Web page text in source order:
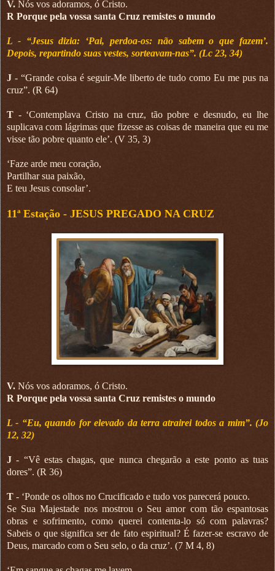
V. Nós vos adoramos, ó Cristo.
R Porque pela vossa santa Cruz remistes o mundo
L - “Jesus dizia: ‘Pai, perdoa-os: não sabem o que fazem’.
Depois, repartindo suas vestes, sorteavam-nas”. (Lc 23, 34)
J - “Grande coisa é seguir-Me liberto de tudo como Eu me pus na
cruz”. (R 64)
T - ‘Contemplava Cristo na cruz, tão pobre e desnudo, eu lhe
suplicava com lágrimas que fizesse as coisas de maneira que eu me
visse tão pobre quanto ele’. (V 35, 3)
‘Faze arde meu coração,
Partilhar sua paixão,
E teu Jesus consolar’.
11ª Estação - JESUS PREGADO NA CRUZ
V. Nós vos adoramos, ó Cristo.
R Porque pela vossa santa Cruz remistes o mundo
L - “Eu, quando for elevado da terra atrairei todos a mim”. (Jo
12, 32)
J - “Vê estas chagas, que nunca chegarão a este ponto as tuas
dores”. (R 36)
T - ‘Ponde os olhos no Crucificado e tudo vos parecerá pouco.
Se Sua Majestade nos mostrou o Seu amor com tão espantosas
obras e sofrimento, como querei contenta-lo só com palavras?
Sabeis o que significa ser de fato espiritual? É fazer-se escravo de
Deus, marcado com o Seu selo, o da cruz’. (7 M 4, 8)